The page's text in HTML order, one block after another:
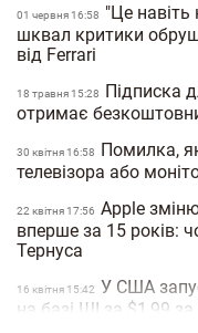
01 червня 16:58
"Це навіть
шквал критики
від Ferrari
18 травня 15:28
Підписка
отримає
30 квiтня 16:58
Помилка,
телевізора або
22 квiтня 17:56 Apple
вперше за 15 років:
Тернуса
16 квiтня 15:42 У США
на базі ШІ за $1,99